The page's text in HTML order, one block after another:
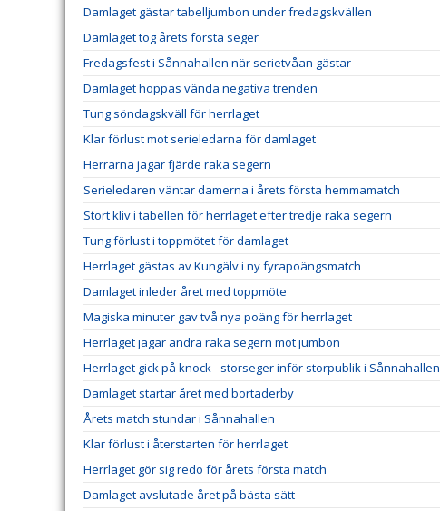
Damlaget gästar tabelljumbon under fredagskvällen
Damlaget tog årets första seger
Fredagsfest i Sånnahallen när serietvåan gästar
Damlaget hoppas vända negativa trenden
Tung söndagskväll för herrlaget
Klar förlust mot serieledarna för damlaget
Herrarna jagar fjärde raka segern
Serieledaren väntar damerna i årets första hemmamatch
Stort kliv i tabellen för herrlaget efter tredje raka segern
Tung förlust i toppmötet för damlaget
Herrlaget gästas av Kungälv i ny fyrapoängsmatch
Damlaget inleder året med toppmöte
Magiska minuter gav två nya poäng för herrlaget
Herrlaget jagar andra raka segern mot jumbon
Herrlaget gick på knock - storseger inför storpublik i Sånnahallen
Damlaget startar året med bortaderby
Årets match stundar i Sånnahallen
Klar förlust i återstarten för herrlaget
Herrlaget gör sig redo för årets första match
Damlaget avslutade året på bästa sätt